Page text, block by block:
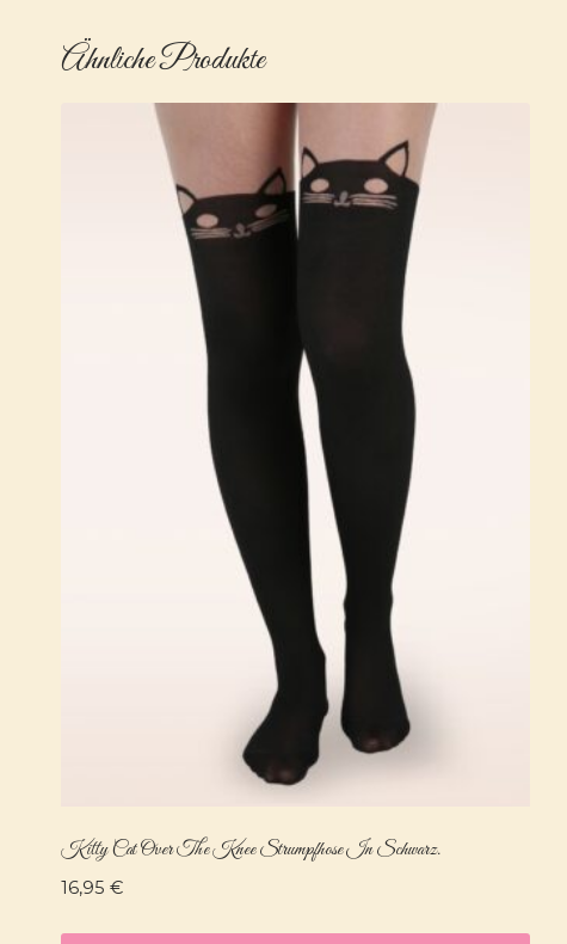
Ähnliche Produkte
Kitty Cat Over The Knee Strumpfhose In Schwarz.
16,95 €